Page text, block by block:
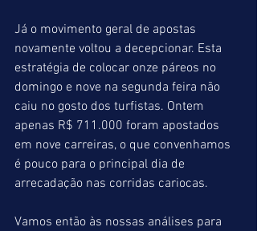
Já o movimento geral de apostas
novamente voltou a decepcionar. Esta
estratégia de colocar onze páreos no
domingo e nove na segunda feira não
caiu no gosto dos turfistas. Ontem
apenas R$ 711.000 foram apostados
em nove carreiras, o que convenhamos
é pouco para o principal dia de
arrecadação nas corridas cariocas.
Vamos então às nossas análises para